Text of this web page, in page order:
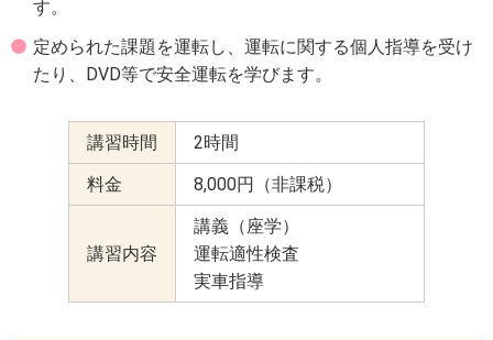
す。
定められた課題を運転し、運転に関する個人指導を受け
たり、DVD等で安全運転を学びます。
講習時間
2時間
料金
8,000円（非課税）
講習内容
講義（座学）
運転適性検査
実車指導